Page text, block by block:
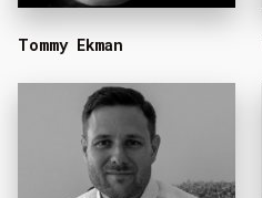
Tommy Ekman